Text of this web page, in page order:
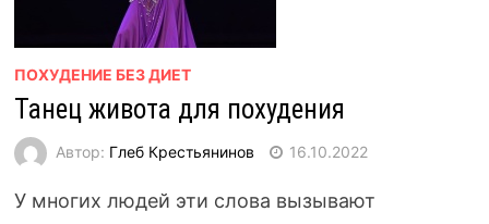
ПОХУДЕНИЕ БЕЗ ДИЕТ
Танец живота для похудения
Автор: Глеб Крестьянинов 16.10.2022
У многих людей эти слова вызывают